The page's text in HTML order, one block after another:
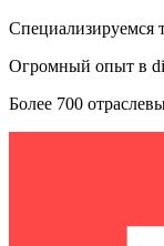
Специализируемся
Огромный опыт в
Более 700